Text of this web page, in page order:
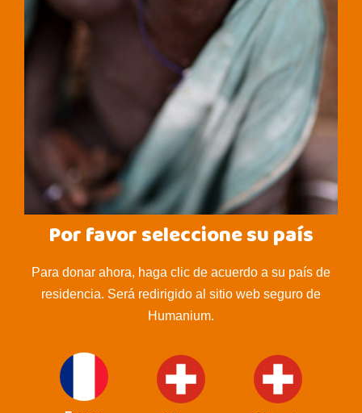
Por favor seleccione su país
Para donar ahora, haga clic de acuerdo a su país de
residencia. Será redirigido al sitio web seguro de
Humanium.